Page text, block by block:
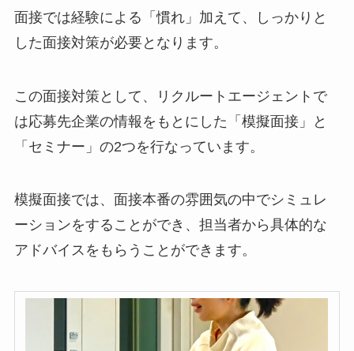
面接では経験による「慣れ」加えて、
しっかりと
した面接対策が必要となります。
この面接対策として、リクルートエージェントで
は応募先企業の情報をもとにした 「模擬面接」
と
「セミナー」 の2つを行なっています。
模擬面接では、面接本番の雰囲気の中でシミュレ
ーションをすることができ、担当者から具体的な
アドバイスをもらうことができます。